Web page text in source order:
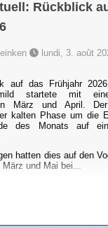
Rückblick
lundi, 3. août
auf das Frühjahr
mild startete mit
März und April.
kalten Phase um die
des Monats auf ein
hatten dies auf den
und Mai bei...